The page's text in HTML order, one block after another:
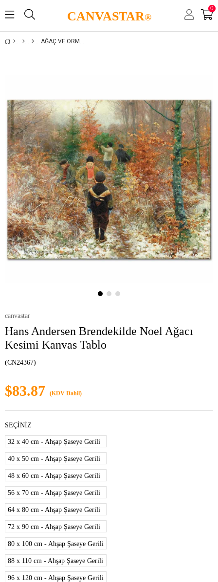
CANVASTAR®
0
AĞAÇ VE ORMAN MANZARALARI
canvastar
Hans Andersen Brendekilde Noel Ağacı
Kesimi Kanvas Tablo
(CN24367)
$83.87 (KDV Dahil)
SEÇİNİZ
32 x 40 cm - Ahşap Şaseye Gerili
40 x 50 cm - Ahşap Şaseye Gerili
48 x 60 cm - Ahşap Şaseye Gerili
56 x 70 cm - Ahşap Şaseye Gerili
64 x 80 cm - Ahşap Şaseye Gerili
72 x 90 cm - Ahşap Şaseye Gerili
80 x 100 cm - Ahşap Şaseye Gerili
88 x 110 cm - Ahşap Şaseye Gerili
96 x 120 cm - Ahşap Şaseye Gerili